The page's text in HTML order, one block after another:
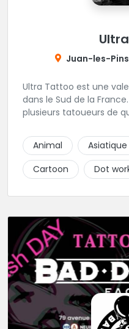
Juan-les-Pins
Ultra Tattoo est une
dans le Sud de la
plusieurs tatoueurs de
Animal Asiatique
Cartoon
Dot